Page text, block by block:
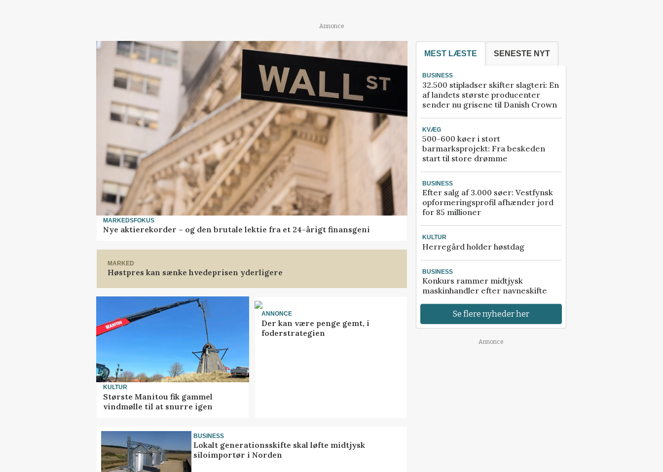
Annonce
MARKEDSFOKUS
Nye aktierekorder – og den brutale lektie fra et 24-årigt finansgeni
MARKED
Høstpres kan sænke hvedeprisen yderligere
KULTUR
Største Manitou fik gammel
vindmølle til at snurre igen
ANNONCE
Der kan være penge gemt, i
foderstrategien
BUSINESS
Lokalt generationsskifte skal løfte midtjysk
siloimportør i Norden
MEST LÆSTE SENESTE NYT
BUSINESS
32.500 stipladser skifter slagteri: En
af landets største producenter
sender nu grisene til Danish Crown
KVÆG
500-600 køer i stort
barmarksprojekt: Fra beskeden
start til store drømme
BUSINESS
Efter salg af 3.000 søer: Vestfynsk
opformeringsprofil afhænder jord
for 85 millioner
KULTUR
Herregård holder høstdag
BUSINESS
Konkurs rammer midtjysk
maskinhandler efter navneskifte
Se flere nyheder her
Annonce